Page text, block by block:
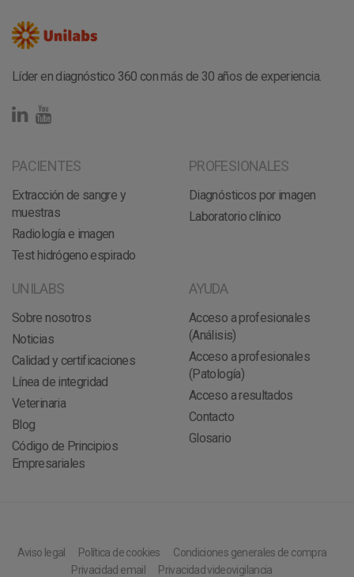
Líder en diagnóstico 360 con más de 30 años de experiencia.
PACIENTES
Extracción de sangre y
muestras
Radiología e imagen
Test hidrógeno espirado
PROFESIONALES
Diagnósticos por imagen
Laboratorio clínico
UNILABS
Sobre nosotros
Noticias
Calidad y certificaciones
Línea de integridad
Veterinaria
Blog
Código de Principios
Empresariales
AYUDA
Acceso a profesionales
(Análisis)
Acceso a profesionales
(Patología)
Acceso a resultados
Contacto
Glosario
Aviso legal Política de cookies
Condiciones generales de compra
Privacidad email
Privacidad videovigilancia